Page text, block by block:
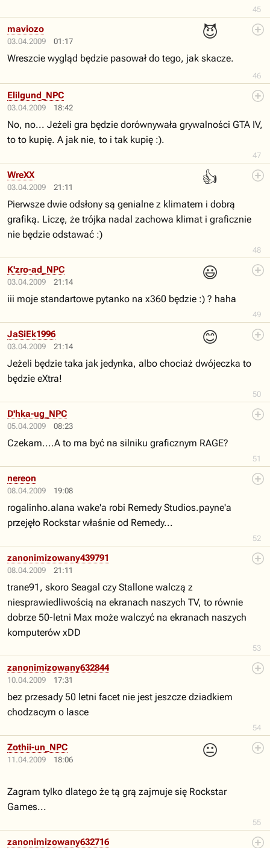
45
03.04.2009 01:17
😈
46
maviozo
Wreszcie wygląd będzie pasował do tego, jak skacze.
03.04.2009 18:42
47
Elilgund_NPC
No, no... Jeżeli gra będzie dorównywała grywalności GTA IV,
to to kupię. A jak nie, to i tak kupię :).
03.04.2009 21:11
👍
48
WreXX
Pierwsze dwie odsłony są genialne z klimatem i dobrą
grafiką. Liczę, że trójka nadal zachowa klimat i graficznie
nie będzie odstawać :)
03.04.2009 21:14
😃
49
K'zro-ad_NPC
iii moje standartowe pytanko na x360 będzie :) ? haha
03.04.2009 21:14
😊
50
JaSiEk1996
Jeżeli będzie taka jak jedynka, albo chociaż dwójeczka to
będzie eXtra!
05.04.2009 08:23
51
D'hka-ug_NPC
Czekam....A to ma być na silniku graficznym RAGE?
08.04.2009 19:08
52
nereon
rogalinho.alana wake'a robi Remedy Studios.payne'a
przejęło Rockstar właśnie od Remedy...
08.04.2009 21:11
53
zanonimizowany439791
trane91, skoro Seagal czy Stallone walczą z
niesprawiedliwością na ekranach naszych TV, to równie
dobrze 50-letni Max może walczyć na ekranach naszych
komputerów xDD
10.04.2009 17:31
54
zanonimizowany632844
bez przesady 50 letni facet nie jest jeszcze dziadkiem
chodzacym o lasce
11.04.2009 18:06
😐
55
Zothii-un_NPC
Zagram tylko dlatego że tą grą zajmuje się Rockstar
Games...
zanonimizowany632716